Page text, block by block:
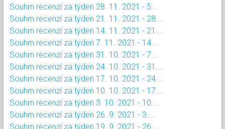
Souhrn recenzí za týden 28. 11. 2021 - 5....
Souhrn recenzí za týden 21. 11. 2021 - 28....
Souhrn recenzí za týden 14. 11. 2021 - 21....
Souhrn recenzí za týden 7. 11. 2021 - 14....
Souhrn recenzí za týden 31. 10. 2021 - 7....
Souhrn recenzí za týden 24. 10. 2021 - 31....
Souhrn recenzí za týden 17. 10. 2021 - 24....
Souhrn recenzí za týden 10. 10. 2021 - 17....
Souhrn recenzí za týden 3. 10. 2021 - 10....
Souhrn recenzí za týden 26. 9. 2021 - 3....
Souhrn recenzí za týden 19. 9. 2021 - 26....